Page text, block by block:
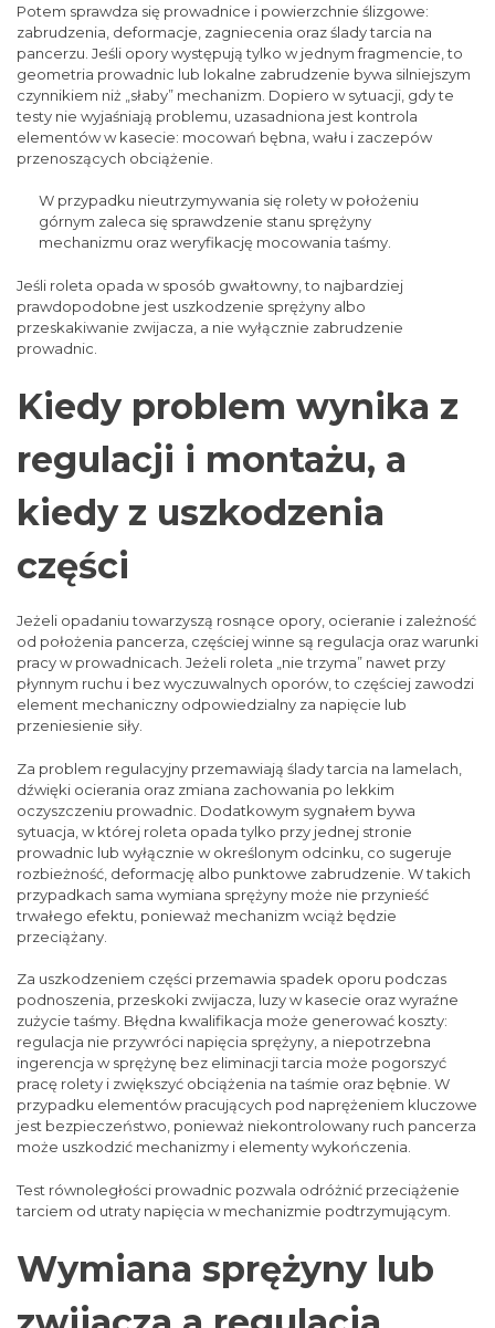
Potem sprawdza się prowadnice i powierzchnie ślizgowe:
zabrudzenia, deformacje, zagniecenia oraz ślady tarcia na
pancerzu. Jeśli opory występują tylko w jednym fragmencie, to
geometria prowadnic lub lokalne zabrudzenie bywa silniejszym
czynnikiem niż „słaby” mechanizm. Dopiero w sytuacji, gdy te
testy nie wyjaśniają problemu, uzasadniona jest kontrola
elementów w kasecie: mocowań bębna, wału i zaczepów
przenoszących obciążenie.
W przypadku nieutrzymywania się rolety w położeniu
górnym zaleca się sprawdzenie stanu sprężyny
mechanizmu oraz weryfikację mocowania taśmy.
Jeśli roleta opada w sposób gwałtowny, to najbardziej
prawdopodobne jest uszkodzenie sprężyny albo
przeskakiwanie zwijacza, a nie wyłącznie zabrudzenie
prowadnic.
Kiedy problem wynika z
regulacji i montażu, a
kiedy z uszkodzenia
części
Jeżeli opadaniu towarzyszą rosnące opory, ocieranie i zależność
od położenia pancerza, częściej winne są regulacja oraz warunki
pracy w prowadnicach. Jeżeli roleta „nie trzyma” nawet przy
płynnym ruchu i bez wyczuwalnych oporów, to częściej zawodzi
element mechaniczny odpowiedzialny za napięcie lub
przeniesienie siły.
Za problem regulacyjny przemawiają ślady tarcia na lamelach,
dźwięki ocierania oraz zmiana zachowania po lekkim
oczyszczeniu prowadnic. Dodatkowym sygnałem bywa
sytuacja, w której roleta opada tylko przy jednej stronie
prowadnic lub wyłącznie w określonym odcinku, co sugeruje
rozbieżność, deformację albo punktowe zabrudzenie. W takich
przypadkach sama wymiana sprężyny może nie przynieść
trwałego efektu, ponieważ mechanizm wciąż będzie
przeciążany.
Za uszkodzeniem części przemawia spadek oporu podczas
podnoszenia, przeskoki zwijacza, luzy w kasecie oraz wyraźne
zużycie taśmy. Błędna kwalifikacja może generować koszty:
regulacja nie przywróci napięcia sprężyny, a niepotrzebna
ingerencja w sprężynę bez eliminacji tarcia może pogorszyć
pracę rolety i zwiększyć obciążenia na taśmie oraz bębnie. W
przypadku elementów pracujących pod naprężeniem kluczowe
jest bezpieczeństwo, ponieważ niekontrolowany ruch pancerza
może uszkodzić mechanizmy i elementy wykończenia.
Test równoległości prowadnic pozwala odróżnić przeciążenie
tarciem od utraty napięcia w mechanizmie podtrzymującym.
Wymiana sprężyny lub